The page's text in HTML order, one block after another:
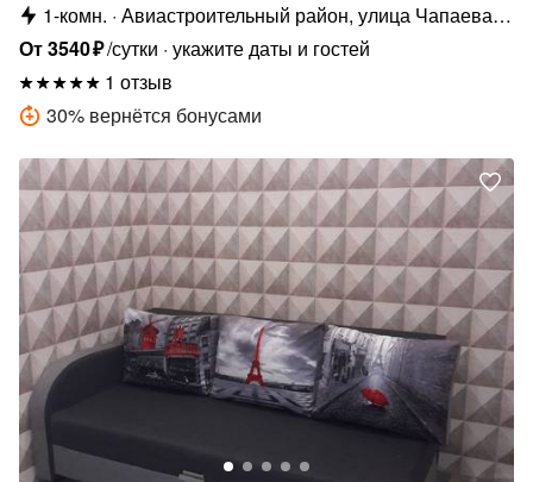
1-комн. Авиастроительный район, улица Чапаева,
26
От3540₽/сутки укажите даты и гостей
1 отзыв
30% вернётся бонусами